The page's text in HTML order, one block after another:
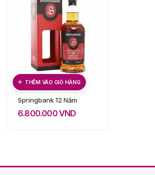
THÊM VÀO GIỎ HÀNG
Springbank 12 Năm
6.800.000VND